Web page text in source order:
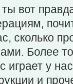
вот
сколько
Более
играет у
и